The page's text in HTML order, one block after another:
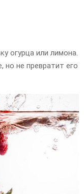
огурца или лимона.
но не превратит его